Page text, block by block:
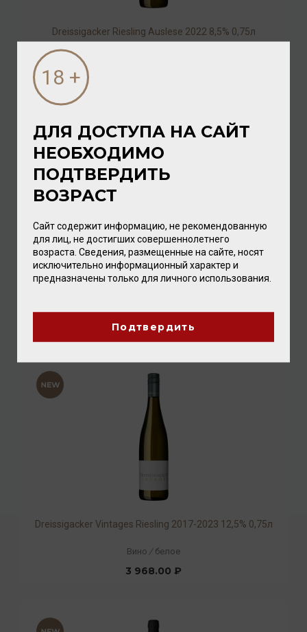
Dreissigacker Riesling Auslese 2022 8,5% 0,75л
Dreissigacker Grauburgunder 2024 12% 0,75л
3 520.00 ₽
Dreissigacker Vintages Riesling 2017-2023 12,5% 0,75л
Вино / белое
3 968.00 ₽
ДЛЯ ДОСТУПА НА САЙТ
НЕОБХОДИМО
ПОДТВЕРДИТЬ
ВОЗРАСТ
Сайт содержит информацию, не рекомендованную
для лиц, не достигших совершеннолетнего
возраста. Сведения, размещенные на сайте, носят
исключительно информационный характер и
предназначены только для личного использования.
Подтвердить